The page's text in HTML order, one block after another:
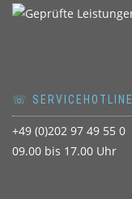
☏ SERVICEHOTLINE
+49 (0)202 97 49 55 0
09.00 bis 17.00 Uhr